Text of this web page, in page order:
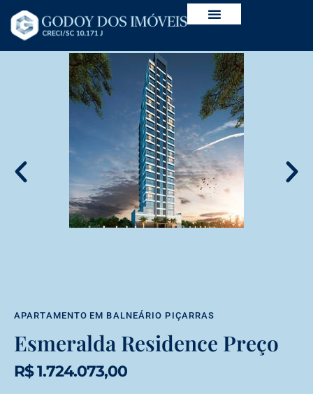
APARTAMENTO EM BALNEÁRIO PIÇARRAS
Esmeralda Residence Preço
R$ 1.724.073,00